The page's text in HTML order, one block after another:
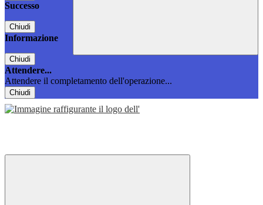
Successo
Chiudi
Informazione
Chiudi
Attendere...
Attendere il completamento dell'operazione...
Chiudi